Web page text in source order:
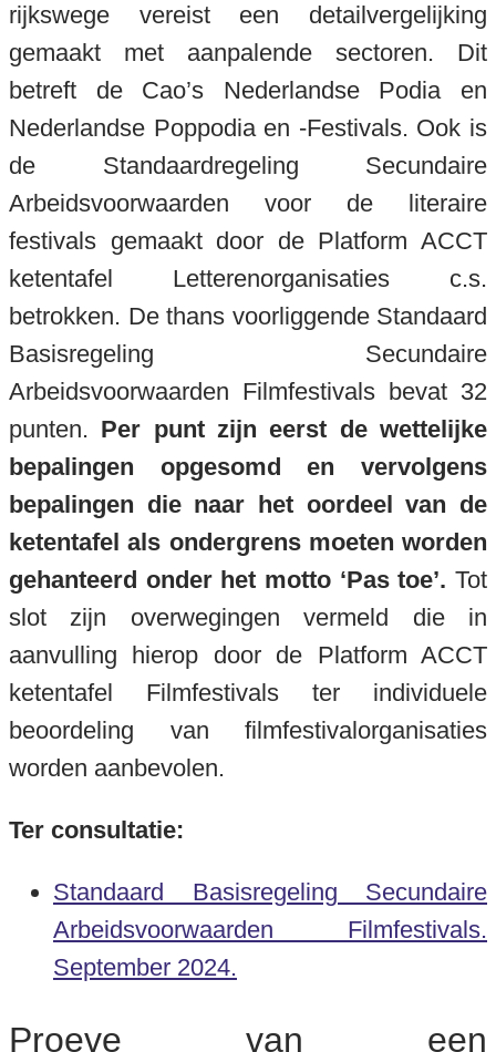
rijkswege vereist een detailvergelijking
gemaakt met aanpalende sectoren. Dit
betreft de Cao’s Nederlandse Podia en
Nederlandse Poppodia en -Festivals. Ook is
de Standaardregeling Secundaire
Arbeidsvoorwaarden voor de literaire
festivals gemaakt door de Platform ACCT
ketentafel Letterenorganisaties c.s.
betrokken. De thans voorliggende Standaard
Basisregeling Secundaire
Arbeidsvoorwaarden Filmfestivals bevat 32
punten. Per punt zijn eerst de wettelijke
bepalingen opgesomd en vervolgens
bepalingen die naar het oordeel van de
ketentafel als ondergrens moeten worden
gehanteerd onder het motto ‘Pas toe’. Tot
slot zijn overwegingen vermeld die in
aanvulling hierop door de Platform ACCT
ketentafel Filmfestivals ter individuele
beoordeling van filmfestivalorganisaties
worden aanbevolen.
Ter consultatie:
Standaard Basisregeling Secundaire
Arbeidsvoorwaarden Filmfestivals.
September 2024.
Proeve van een